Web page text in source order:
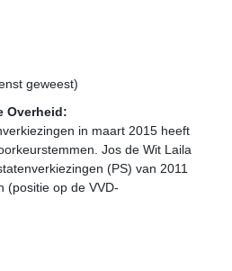
geweest)
Overheid:
in maart 2015 heeft
Jos de Wit Laila
(PS) van 2011
(positie op de VVD-